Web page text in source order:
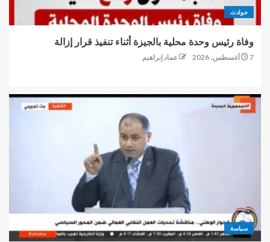
حوادث
وفاة رئيس وحدة محلية بالجيزة أثناء تنفيذ قرار إزالة
7 أغسطس، 2026 عماد إبراهيم
سياسة